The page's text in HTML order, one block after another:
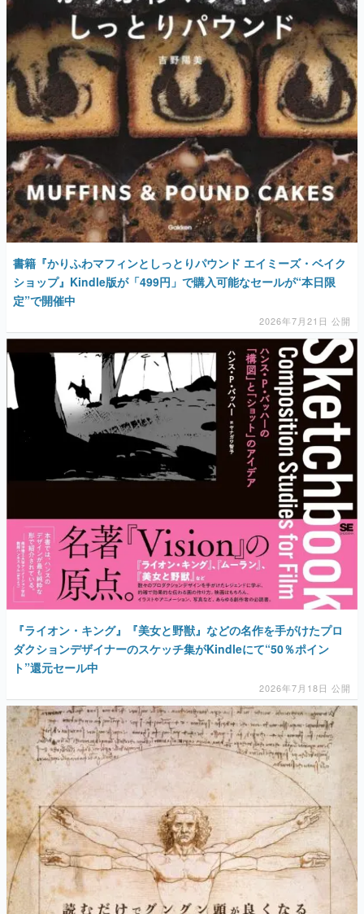
書籍『かりふわマフィンとしっとりパウンド エイミーズ・ベイク
ショップ』Kindle版が「499円」で購入可能なセールが“本日限
定”で開催中
2026年7月21日 公開
『ライオン・キング』『美女と野獣』などの名作を手がけたプロ
ダクションデザイナーのスケッチ集がKindleにて“50％ポイン
ト”還元セール中
2026年7月18日 公開